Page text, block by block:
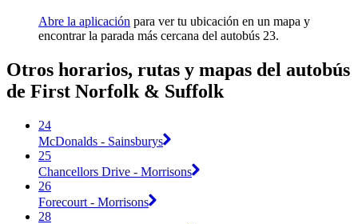
Abre la aplicación para ver tu ubicación en un mapa y
encontrar la parada más cercana del autobús 23.
Otros horarios, rutas y mapas del autobús
de First Norfolk & Suffolk
24
McDonalds - Sainsburys
25
Chancellors Drive - Morrisons
26
Forecourt - Morrisons
28